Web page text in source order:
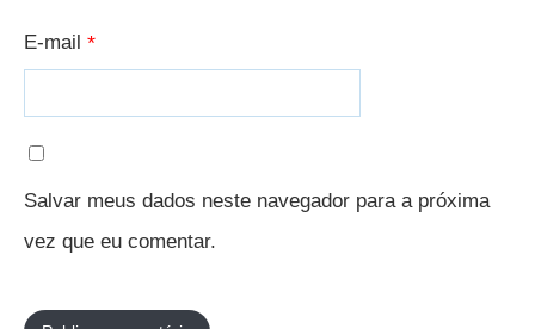
E-mail *
Salvar meus dados neste navegador para a próxima
vez que eu comentar.